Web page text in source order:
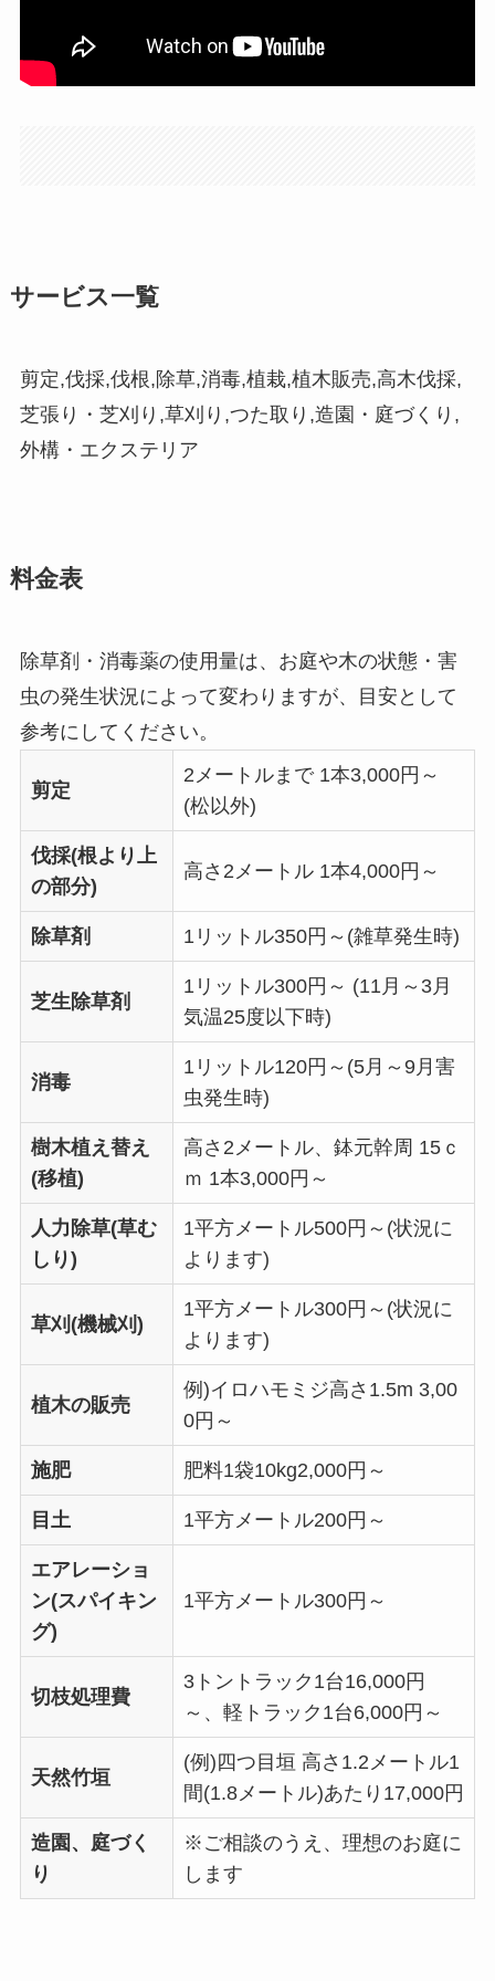
サービス一覧
剪定,伐採,伐根,除草,消毒,植栽,植木販売,高木伐採,
芝張り・芝刈り,草刈り,つた取り,造園・庭づくり,
外構・エクステリア
料金表
除草剤・消毒薬の使用量は、お庭や木の状態・害
虫の発生状況によって変わりますが、目安として
参考にしてください。
剪定
2メートルまで 1本3,000円～
(松以外)
伐採(根より上
の部分)
高さ2メートル 1本4,000円～
除草剤 1リットル350円～(雑草発生時)
芝生除草剤
1リットル300円～ (11月～3月
気温25度以下時)
消毒
1リットル120円～(5月～9月害
虫発生時)
樹木植え替え
(移植)
高さ2メートル、鉢元幹周 15ｃ
ｍ 1本3,000円～
人力除草(草む
しり)
1平方メートル500円～(状況に
よります)
草刈(機械刈)
1平方メートル300円～(状況に
よります)
植木の販売
例)イロハモミジ高さ1.5m 3,00
0円～
施肥 肥料1袋10kg2,000円～
目土 1平方メートル200円～
エアレーショ
ン(スパイキン
グ)
1平方メートル300円～
切枝処理費
3トントラック1台16,000円
～、軽トラック1台6,000円～
天然竹垣
(例)四つ目垣 高さ1.2メートル1
間(1.8メートル)あたり17,000円
造園、庭づく
り
※ご相談のうえ、理想のお庭に
します